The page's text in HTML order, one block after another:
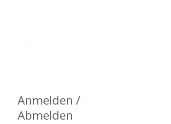
Anmelden /
Abmelden